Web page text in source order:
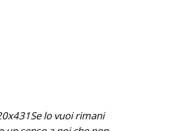
Se lo vuoi rimani